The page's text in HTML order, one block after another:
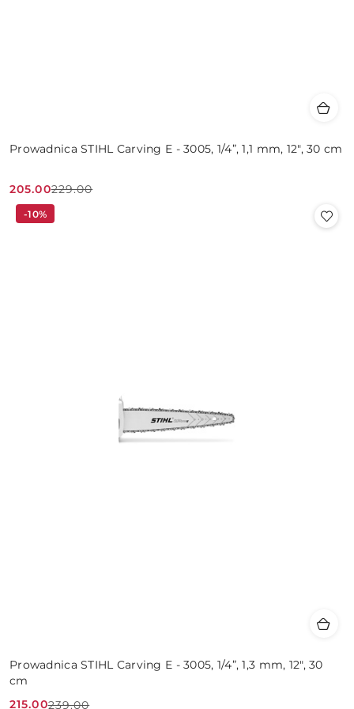
Prowadnica STIHL Carving E - 3005, 1/4”, 1,1 mm, 12", 30 cm
Cena
promocyjna:
205.00
Cena
przed
229.00
Prowadnica STIHL Carving E - 3005, 1/4”, 1,3 mm, 12", 30
cm
215.00239.00
-10%